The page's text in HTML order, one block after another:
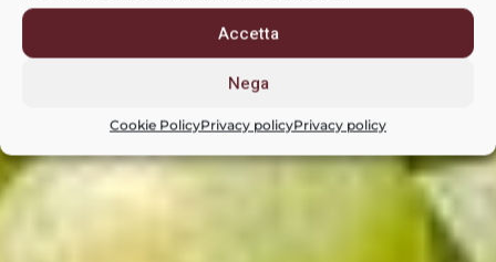
Accetta
Nega
Cookie PolicyPrivacy policyPrivacy policy